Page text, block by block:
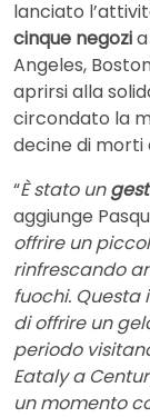
lanciato
cinque negozi
Angeles,
aprirsi alla
circondato la
decine di morti
“È stato un
aggiunge
offrire un
rinfrescando
fuochi. Questa
di offrire un
periodo
Eataly a
un momento